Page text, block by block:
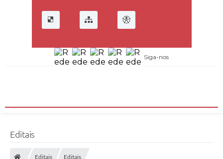
Siga-nos
Editais
Editais Editais